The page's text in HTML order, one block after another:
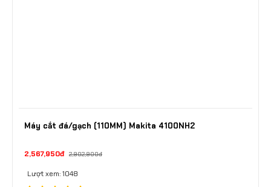
Máy cắt đá/gạch (110MM) Makita 4100NH2
2,567,950đ 2,902,900đ
Lượt xem: 1048